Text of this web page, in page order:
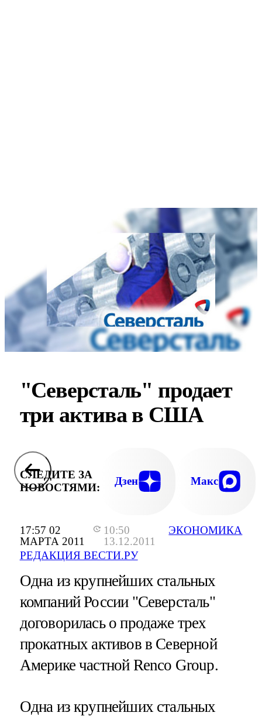
17:57 02
МАРТА 2011
10:50
13.12.2011
РЕДАКЦИЯ ВЕСТИ.РУ
ЭКОНОМИКА
"Северсталь" продает
три актива в США
СЛЕДИТЕ ЗА
НОВОСТЯМИ:
Дзен Макс
Одна из крупнейших стальных
компаний России "Северсталь"
договорилась о продаже трех
прокатных активов в Северной
Америке частной Renco Group.
Одна из крупнейших стальных